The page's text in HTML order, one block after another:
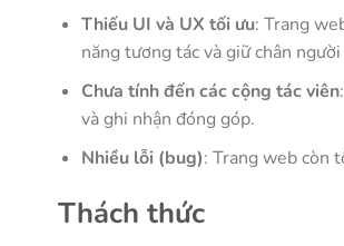
Thiếu UI và UX tối ưu: Trang
năng tương tác và giữ chân
Chưa tính đến các cộng tác viên
và ghi nhận đóng góp.
Nhiều lỗi (bug): Trang web còn
Thách thức